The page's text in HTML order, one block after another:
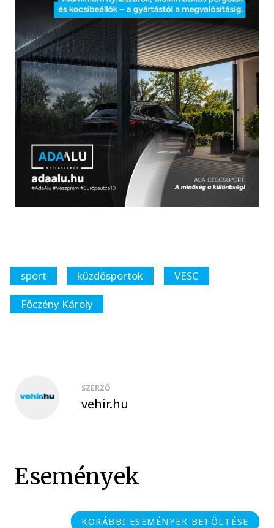
sport küzdősportok
VESC
Főczény Károly
SZERZŐ
vehir.hu
Események
KORÁBBI ESEMÉNYEK BETÖLTÉSE